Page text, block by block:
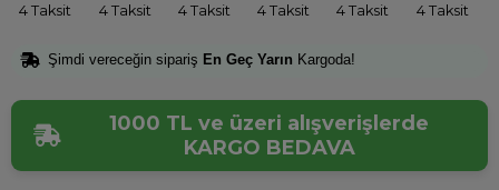
4 Taksit 4 Taksit 4 Taksit 4 Taksit 4 Taksit 4 Taksit
Şimdi vereceğin sipariş En Geç Yarın Kargoda!
1000 TL ve üzeri alışverişlerde
KARGO BEDAVA